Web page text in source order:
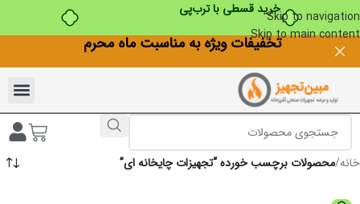
خرید قسطی با ترب‌پیSkip to navigation
Skip to main contentتخفیفات ویژه به مناسبت ماه محرم
خانه/محصولات برچسب خورده “تجهیزات چایخانه ای”